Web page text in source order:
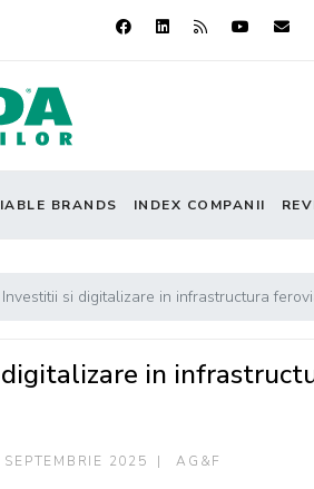
BRANDS INDEX COMPANII
Investitii si digitalizare in infrastructura
in
SEPTEMBRIE 2025 AG&F